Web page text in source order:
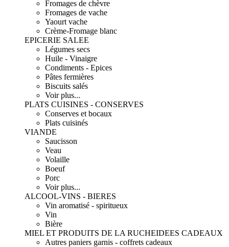
Fromages de chèvre
Fromages de vache
Yaourt vache
Crème-Fromage blanc
EPICERIE SALEE
Légumes secs
Huile - Vinaigre
Condiments - Epices
Pâtes fermières
Biscuits salés
Voir plus...
PLATS CUISINES - CONSERVES
Conserves et bocaux
Plats cuisinés
VIANDE
Saucisson
Veau
Volaille
Boeuf
Porc
Voir plus...
ALCOOL-VINS - BIERES
Vin aromatisé - spiritueux
Vin
Bière
MIEL ET PRODUITS DE LA RUCHEIDEES CADEAUX
Autres paniers garnis - coffrets cadeaux